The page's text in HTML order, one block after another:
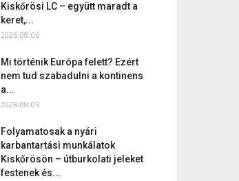
Kiskőrösi LC – együtt maradt a
keret,...
2026-08-06
Mi történik Európa felett? Ezért
nem tud szabadulni a kontinens
a...
2026-08-05
Folyamatosak a nyári
karbantartási munkálatok
Kiskőrösön – útburkolati jeleket
festenek és...